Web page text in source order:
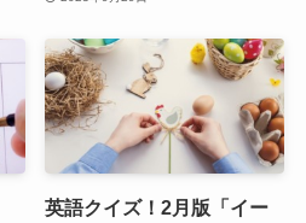
英語クイズ！2月版「イー